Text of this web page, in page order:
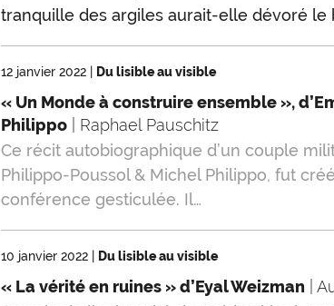
tranquille des argiles aurait-elle dévoré le
12 janvier 2022 Du lisible au visible
« Un Monde à construire ensemble »,
Philippo | Raphael Pauschitz
Ce récit autobiographique d’un couple
Philippo-Poussol & Michel Philippo, fut
conférence gesticulée. Il…
10 janvier 2022 Du lisible au visible
« La vérité en ruines » d’Eyal Weizman |